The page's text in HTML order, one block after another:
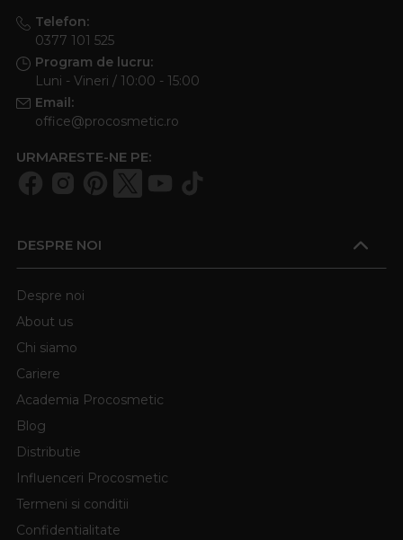
Telefon:
0377 101 525
Program de lucru:
Luni - Vineri / 10:00 - 15:00
Email:
office@procosmetic.ro
URMARESTE-NE PE:
DESPRE NOI
Despre noi
About us
Chi siamo
Cariere
Academia Procosmetic
Blog
Distributie
Influenceri Procosmetic
Termeni si conditii
Confidentialitate